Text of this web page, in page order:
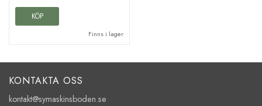
KÖP
Finns i lager
KONTAKTA OSS
kontakt@symaskinsboden.se